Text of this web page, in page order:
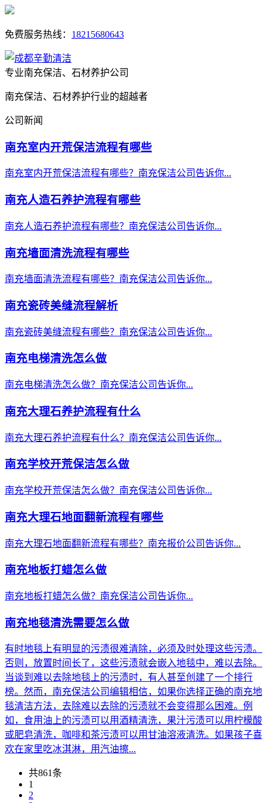
免费服务热线： 18215680643
专业南充保洁、石材养护公司
南充保洁、石材养护行业的超越者
公司新闻
南充室内开荒保洁流程有哪些
南充室内开荒保洁流程有哪些？南充保洁公司告诉你...
南充人造石养护流程有哪些
南充人造石养护流程有哪些？南充保洁公司告诉你...
南充墙面清洗流程有哪些
南充墙面清洗流程有哪些？南充保洁公司告诉你...
南充瓷砖美缝流程解析
南充瓷砖美缝流程有哪些？南充保洁公司告诉你...
南充电梯清洗怎么做
南充电梯清洗怎么做？南充保洁公司告诉你...
南充大理石养护流程有什么
南充大理石养护流程有什么？南充保洁公司告诉你...
南充学校开荒保洁怎么做
南充学校开荒保洁怎么做？南充保洁公司告诉你...
南充大理石地面翻新流程有哪些
南充大理石地面翻新流程有哪些？南充报价公司告诉你...
南充地板打蜡怎么做
南充地板打蜡怎么做？南充保洁公司告诉你...
南充地毯清洗需要怎么做
有时地毯上有明显的污渍很难清除，必须及时处理这些污渍。
否则，放置时间长了，这些污渍就会嵌入地毯中，难以去除。
当谈到难以去除地毯上的污渍时，有人甚至创建了一个排行
榜。然而，南充保洁公司编辑相信，如果你选择正确的南充地
毯清洁方法，去除难以去除的污渍就不会变得那么困难。例
如，食用油上的污渍可以用酒精清洗，果汁污渍可以用柠檬酸
或肥皂清洗，咖啡和茶污渍可以用甘油溶液清洗。如果孩子喜
欢在家里吃冰淇淋，用汽油擦...
共861条
1
2